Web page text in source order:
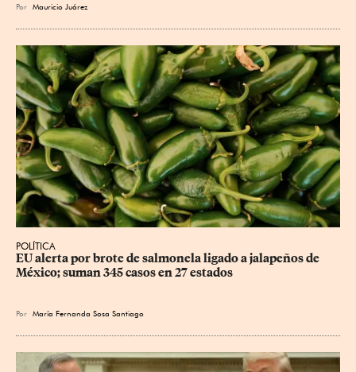
Por Mauricio Juárez
POLÍTICA
EU alerta por brote de salmonela ligado a jalapeños de
México; suman 345 casos en 27 estados
Por María Fernanda Sosa Santiago